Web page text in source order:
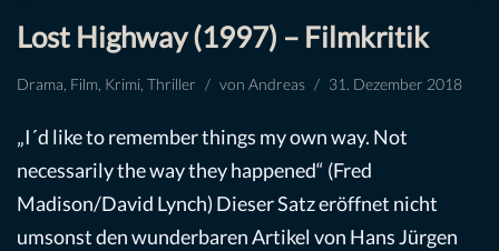
Lost Highway (1997) – Filmkritik
Drama, Film, Krimi, Thriller von Andreas 31. Dezember 2018
„I´d like to remember things my own way. Not
necessarily the way they happened“ (Fred
Madison/David Lynch) Dieser Satz eröffnet nicht
umsonst den wunderbaren Artikel von Hans Jürgen